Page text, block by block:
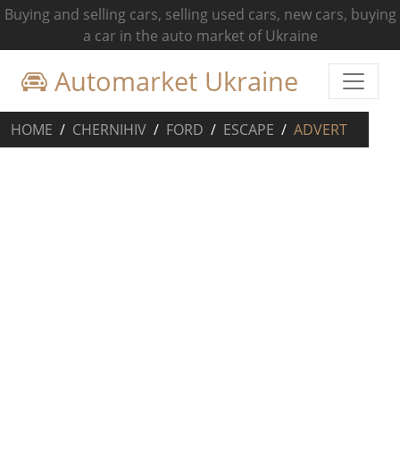
Buying and selling cars, selling used cars, new cars, buying
a car in the auto market of Ukraine
Automarket Ukraine
HOME CHERNIHIV FORD ESCAPE ADVERT